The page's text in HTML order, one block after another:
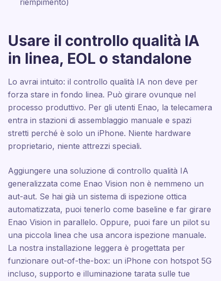
riempimento)
Usare il controllo qualità IA
in linea, EOL o standalone
Lo avrai intuito: il controllo qualità IA non deve per
forza stare in fondo linea. Può girare ovunque nel
processo produttivo. Per gli utenti Enao, la telecamera
entra in stazioni di assemblaggio manuale e spazi
stretti perché è solo un iPhone. Niente hardware
proprietario, niente attrezzi speciali.
Aggiungere una soluzione di controllo qualità IA
generalizzata come Enao Vision non è nemmeno un
aut-aut. Se hai già un sistema di ispezione ottica
automatizzata, puoi tenerlo come baseline e far girare
Enao Vision in parallelo. Oppure, puoi fare un pilot su
una piccola linea che usa ancora ispezione manuale.
La nostra installazione leggera è progettata per
funzionare out-of-the-box: un iPhone con hotspot 5G
incluso, supporto e illuminazione tarata sulle tue